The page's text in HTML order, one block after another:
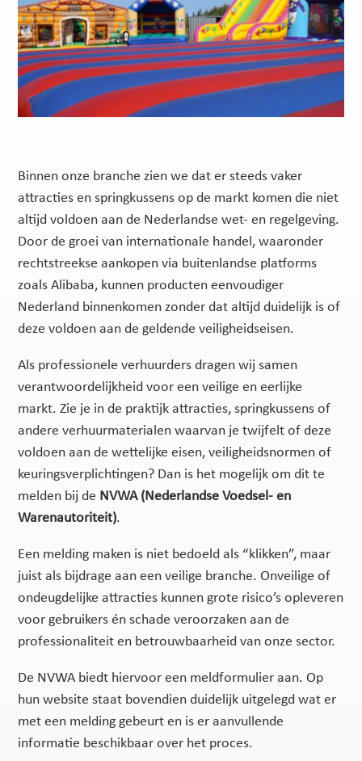
Binnen onze branche zien we dat er steeds vaker
attracties en springkussens op de markt komen die niet
altijd voldoen aan de Nederlandse wet- en regelgeving.
Door de groei van internationale handel, waaronder
rechtstreekse aankopen via buitenlandse platforms
zoals Alibaba, kunnen producten eenvoudiger
Nederland binnenkomen zonder dat altijd duidelijk is of
deze voldoen aan de geldende veiligheidseisen.
Als professionele verhuurders dragen wij samen
verantwoordelijkheid voor een veilige en eerlijke
markt. Zie je in de praktijk attracties, springkussens of
andere verhuurmaterialen waarvan je twijfelt of deze
voldoen aan de wettelijke eisen, veiligheidsnormen of
keuringsverplichtingen? Dan is het mogelijk om dit te
melden bij de NVWA (Nederlandse Voedsel- en
Warenautoriteit).
Een melding maken is niet bedoeld als “klikken”, maar
juist als bijdrage aan een veilige branche. Onveilige of
ondeugdelijke attracties kunnen grote risico’s opleveren
voor gebruikers én schade veroorzaken aan de
professionaliteit en betrouwbaarheid van onze sector.
De NVWA biedt hiervoor een meldformulier aan. Op
hun website staat bovendien duidelijk uitgelegd wat er
met een melding gebeurt en is er aanvullende
informatie beschikbaar over het proces.